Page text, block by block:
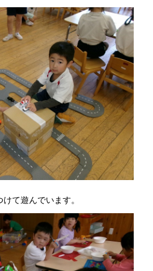
て遊んでいます。